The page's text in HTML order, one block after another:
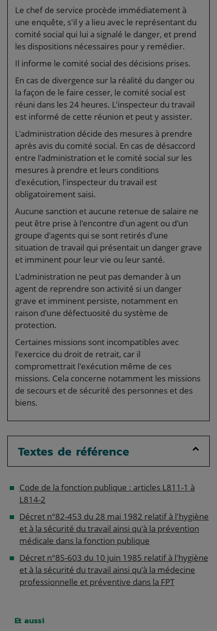
Le chef de service procède immédiatement à
une enquête, s'il y a lieu avec le représentant du
comité social qui lui a signalé le danger, et prend
les dispositions nécessaires pour y remédier.
Il informe le comité social des décisions prises.
En cas de divergence sur la réalité du danger ou
la façon de le faire cesser, le comité social est
réuni dans les 24 heures. L'inspecteur du travail
est informé de cette réunion et peut y assister.
L'administration décide des mesures à prendre
après avis du comité social. En cas de désaccord
entre l'administration et le comité social sur les
mesures à prendre et leurs conditions
d'exécution, l'inspecteur du travail est
obligatoirement saisi.
Aucune sanction et aucune retenue de salaire ne
peut être prise à l'encontre d'un agent ou d'un
groupe d'agents qui se sont retirés d'une
situation de travail qui présentait un danger grave
et imminent pour leur vie ou leur santé.
L'administration ne peut pas demander à un
agent de reprendre son activité si un danger
grave et imminent persiste, notamment en
raison d'une défectuosité du système de
protection.
Certaines missions sont incompatibles avec
l'exercice du droit de retrait, car il
compromettrait l'exécution même de ces
missions. Cela concerne notamment les missions
de secours et de sécurité des personnes et des
biens.
Textes de référence
Code de la fonction publique : articles L811-1 à
L814-2
Décret n°82-453 du 28 mai 1982 relatif à l'hygiène
et à la sécurité du travail ainsi qu'à la prévention
médicale dans la fonction publique
Décret n°85-603 du 10 juin 1985 relatif à l'hygiène
et à la sécurité du travail ainsi qu'à la médecine
professionnelle et préventive dans la FPT
Et aussi